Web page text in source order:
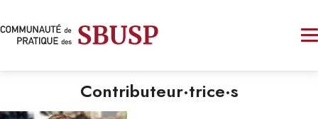
Contributeur·trice·s